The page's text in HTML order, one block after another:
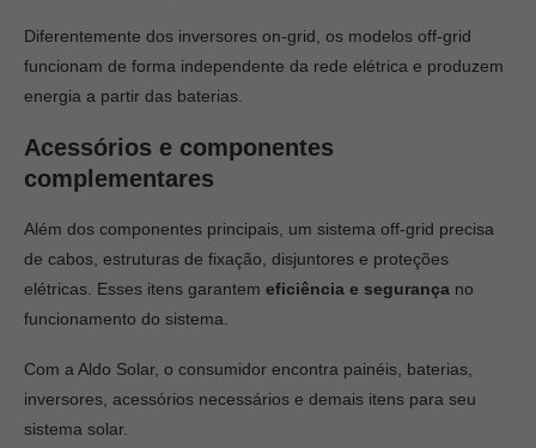
Diferentemente dos inversores on-grid, os modelos off-grid
funcionam de forma independente da rede elétrica e produzem
energia a partir das baterias.
Acessórios e componentes
complementares
Além dos componentes principais, um sistema off-grid precisa
de cabos, estruturas de fixação, disjuntores e proteções
elétricas. Esses itens garantem eficiência e segurança no
funcionamento do sistema.
Com a Aldo Solar, o consumidor encontra painéis, baterias,
inversores, acessórios necessários e demais itens para seu
sistema solar.